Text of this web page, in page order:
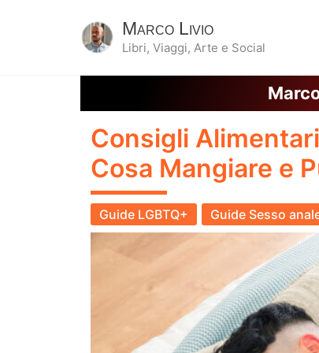
Marco Livio
Libri, Viaggi, Arte e Social
Consigli
Cosa Mangiare e
Guide LGBTQ+ Guide Sesso